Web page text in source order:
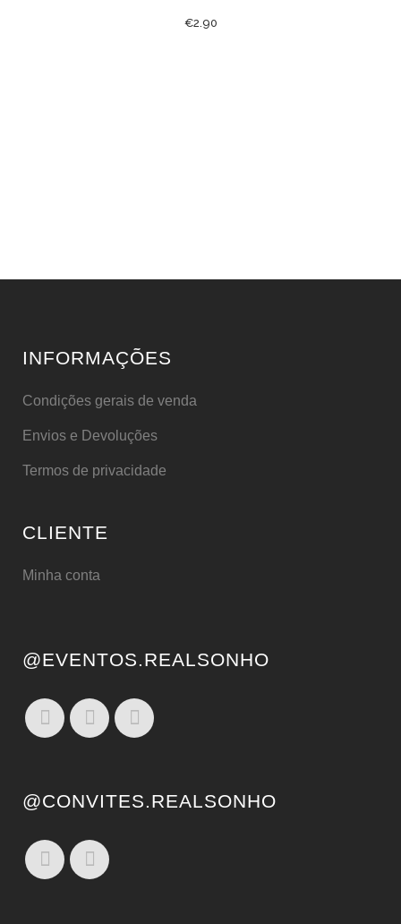
€2.90
INFORMAÇÕES
Condições gerais de venda
Envios e Devoluções
Termos de privacidade
CLIENTE
Minha conta
@EVENTOS.REALSONHO
@CONVITES.REALSONHO